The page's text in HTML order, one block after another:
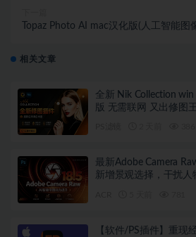
Topaz Photo AI mac汉化版(人工智能图
相关文章
全新 Nik Collection
版 无需联网 又出修图
最新Adobe Camera
新增景观选择，干扰人
【软件/PS插件】重现